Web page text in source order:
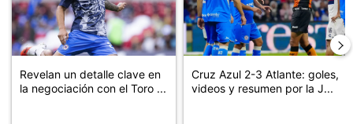
Revelan un detalle clave en
la negociación con el Toro ...
Cruz Azul 2-3 Atlante: goles,
videos y resumen por la J...